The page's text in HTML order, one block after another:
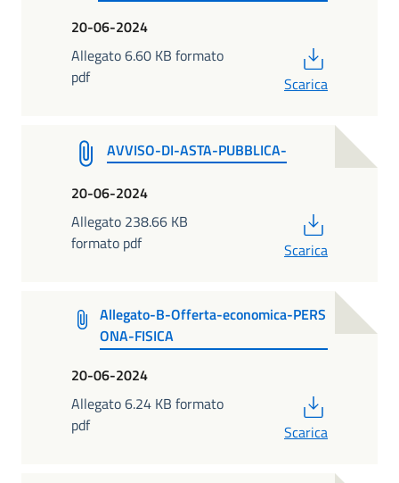
20-06-2024
Allegato 6.60 KB formato
pdf
Scarica
AVVISO-DI-ASTA-PUBBLICA-
20-06-2024
Allegato 238.66 KB
formato pdf
Scarica
Allegato-B-Offerta-economica-PERS
ONA-FISICA
20-06-2024
Allegato 6.24 KB formato
pdf
Scarica